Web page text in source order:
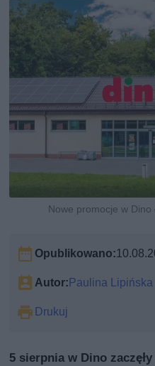
Nowe promocje w
Opublikowano:
Autor: Paulina Lipińska
Drukuj
5 sierpnia w Dino